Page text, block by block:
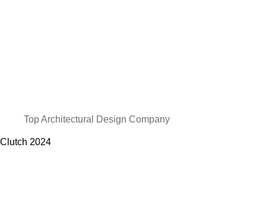
Top Architectural Design Company
Clutch 2024